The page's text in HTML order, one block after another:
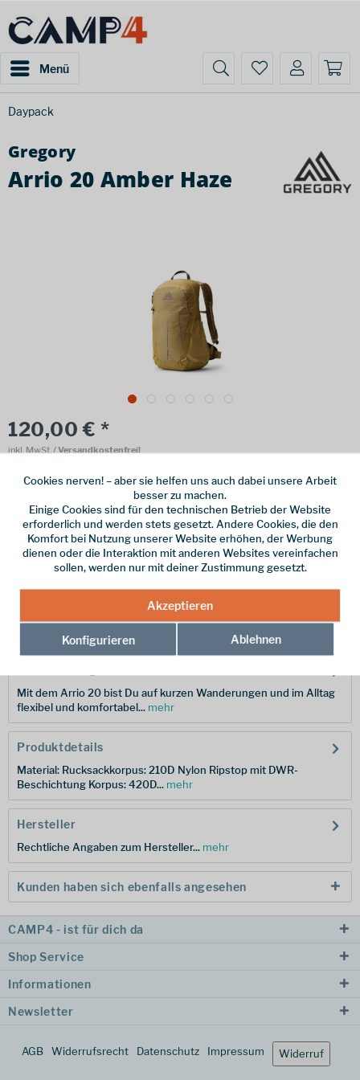
Menü
Daypack
Gregory
Arrio 20 Amber Haze
120,00 € *
inkl. MwSt./ Versandkostenfrei!
Online bestellen Ladenabholung
vorrätig | Lieferzeit 1-3 Werktage
In denWarenkorb
Hersteller-Nr.: 157882-A791
Mit dem Arrio 20 bist Du auf kurzen Wanderungen und im Alltag
flexibel und komfortabel... mehr
Produktdetails
Material: Rucksackkorpus: 210D Nylon Ripstop mit DWR-
Beschichtung Korpus: 420D... mehr
Hersteller
Rechtliche Angaben zum Hersteller... mehr
Kunden haben sich ebenfalls angesehen
CAMP4 - ist für dich da
Shop Service
Informationen
Newsletter
AGB Widerrufsrecht Datenschutz Impressum Widerruf
Cookies nerven! – aber sie helfen uns auch dabei unsere Arbeit
besser zu machen.
Einige Cookies sind für den technischen Betrieb der Website
erforderlich und werden stets gesetzt. Andere Cookies, die den
Komfort bei Nutzung unserer Website erhöhen, der Werbung
dienen oder die Interaktion mit anderen Websites vereinfachen
sollen, werden nur mit deiner Zustimmung gesetzt.
Akzeptieren
Konfigurieren Ablehnen